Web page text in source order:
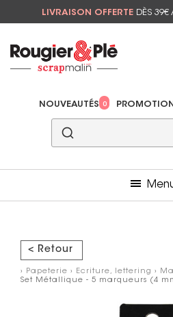
LIVRAISON OFFERTE DÈS 39€
NOUVEAUTÉS 0
< Retour
› Papeterie › Ecriture, lettering ›
Set Métallique - 5 marqueurs (4